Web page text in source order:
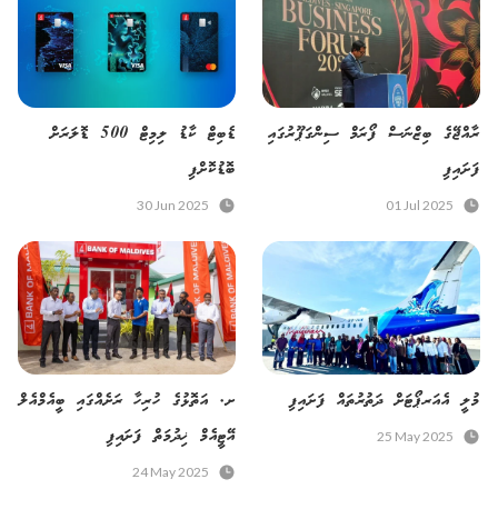
ރާއްޖޭގެ ބިޒްނަސް ފޯރަމް ސިންގަޕޫރުގައި
ފަށައިފި
01 Jul 2025
ޑެބިޓް ކާޑު ލިމިޓް 500 ޑޮލަރަށް
ބޮޑުކޮށްފި
30 Jun 2025
މުލީ އެއަރޕޯޓަށް ދަތުރުތައް ފަށައިފި
25 May 2025
ށ. އަތޮޅުގެ ހުރިހާ ރަށެއްގައި ބީއެމްއެލް
އޭޓީއެމް ޚިދުމަތް ފަށައިފި
24 May 2025